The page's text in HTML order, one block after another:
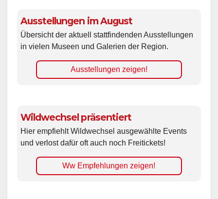
Ausstellungen im August
Übersicht der aktuell stattfindenden Ausstellungen
in vielen Museen und Galerien der Region.
Ausstellungen zeigen!
Wildwechsel präsentiert
Hier empfiehlt Wildwechsel ausgewählte Events
und verlost dafür oft auch noch Freitickets!
Ww Empfehlungen zeigen!